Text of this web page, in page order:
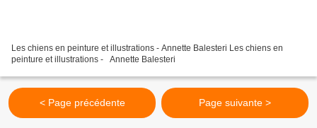
Les chiens en peinture et illustrations - Annette Balesteri Les chiens en
peinture et illustrations - Annette Balesteri
< Page précédente Page suivante >